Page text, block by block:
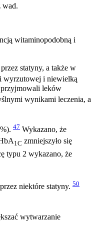
wad.
witaminopodobną i
statyny, a także w
wyrzutowej i niewielką
przyjmowali leków
wynikami leczenia, a
47 Wykazano, że
1C zmniejszyło się
typu 2 wykazano, że
niektóre statyny. 50
wytwarzanie